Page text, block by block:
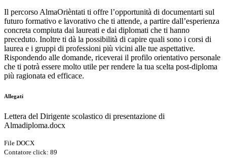
Il percorso AlmaOrièntati ti offre l’opportunità di documentarti sul
futuro formativo e lavorativo che ti attende, a partire dall’esperienza
concreta compiuta dai laureati e dai diplomati che ti hanno
preceduto. Inoltre ti dà la possibilità di capire quali sono i corsi di
laurea e i gruppi di professioni più vicini alle tue aspettative.
Rispondendo alle domande, riceverai il profilo orientativo personale
che ti potrà essere molto utile per rendere la tua scelta post-diploma
più ragionata ed efficace.
Allegati
Lettera del Dirigente scolastico di presentazione di
Almadiploma.docx
File DOCX
Contatore click: 89